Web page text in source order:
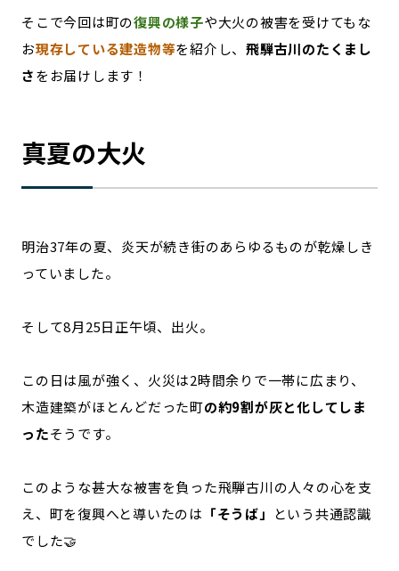
そこで今回は町の復興の様子や大火の被害を受けてもな
お現存している建造物等を紹介し、 飛騨古川のたくまし
さをお届けします！
真夏の大火
明治37年の夏、炎天が続き街のあらゆるものが乾燥しき
っていました。
そして8月25日正午頃、出火。
この日は風が強く、火災は2時間余りで一帯に広まり、
木造建築がほとんどだった町の約9割が灰と化してしま
ったそうです。
このような甚大な被害を負った飛騨古川の人々の心を支
え、町を復興へと導いたのは 「そうば」
という共通認識
でした🤝